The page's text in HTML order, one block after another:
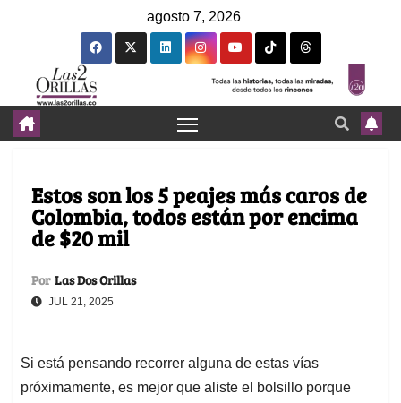
agosto 7, 2026
Estos son los 5 peajes más caros de
Colombia, todos están por encima
de $20 mil
Por Las Dos Orillas
JUL 21, 2025
Si está pensando recorrer alguna de estas vías
próximamente, es mejor que aliste el bolsillo porque